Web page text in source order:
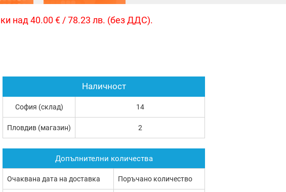
над 40.00 € / 78.23 лв. (без ДДС).
Наличност
София (склад) 14
Пловдив (магазин) 2
Допълнителни количества
Очаквана дата на доставка Поръчано количество